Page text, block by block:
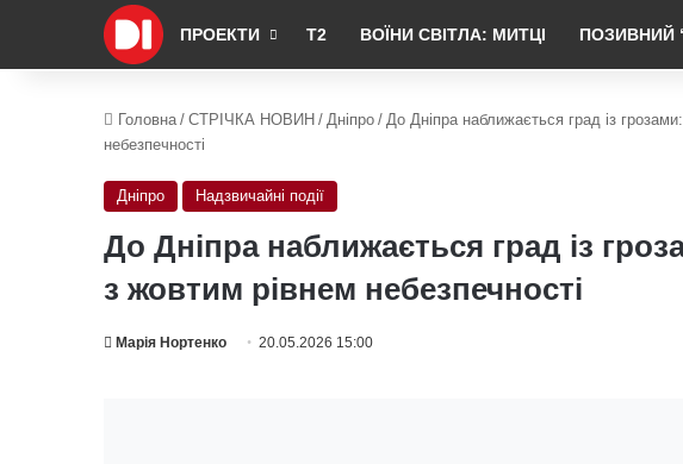
ПРОЕКТИ Т2 ВОЇНИ СВІТЛА: МИТЦІ ПОЗИВНИЙ
Головна / СТРІЧКА НОВИН / Дніпро / До Дніпра наближається град із
небезпечності
Дніпро Надзвичайні події
До Дніпра наближається град із
з жовтим рівнем небезпечності
Марія Нортенко 20.05.2026 15:00